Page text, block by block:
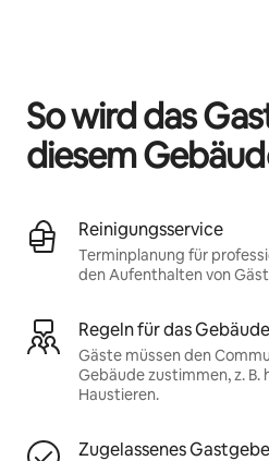
So wird das
diesem
Reinigungsservice
Terminplanung für
den Aufenthalten von
Regeln für das Gebäude
Gäste müssen den
Gebäude zustimmen, z. B.
Haustieren.
Zugelassenes